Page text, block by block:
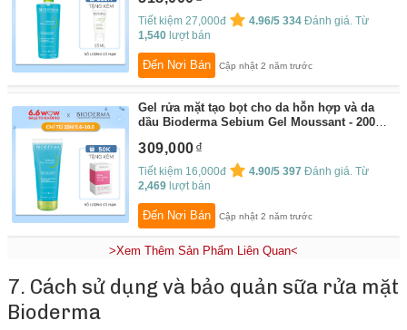
Tiết kiệm 27,000đ 4.96/5 334 Đánh giá. Từ
1,540 lượt bán
Đến Nơi Bán Cập nhật 2 năm trước
Gel rửa mặt tạo bọt cho da hỗn hợp và da
dầu Bioderma Sebium Gel Moussant - 200ml
309,000
Tiết kiệm 16,000đ 4.90/5 397 Đánh giá. Từ
2,469 lượt bán
Đến Nơi Bán Cập nhật 2 năm trước
>Xem Thêm Sản Phẩm Liên Quan<
7. Cách sử dụng và bảo quản sữa rửa mặt
Bioderma